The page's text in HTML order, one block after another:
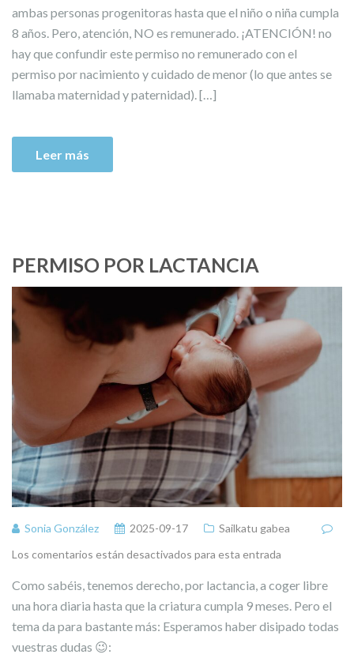
ambas personas progenitoras hasta que el niño o niña cumpla
8 años. Pero, atención, NO es remunerado. ¡ATENCIÓN! no
hay que confundir este permiso no remunerado con el
permiso por nacimiento y cuidado de menor (lo que antes se
llamaba maternidad y paternidad). […]
Leer más
PERMISO POR LACTANCIA
Sonia González 2025-09-17
Sailkatu gabea
Los comentarios están desactivados para esta entrada
Como sabéis, tenemos derecho, por lactancia, a coger libre
una hora diaria hasta que la criatura cumpla 9 meses. Pero el
tema da para bastante más: Esperamos haber disipado todas
vuestras dudas 😉: